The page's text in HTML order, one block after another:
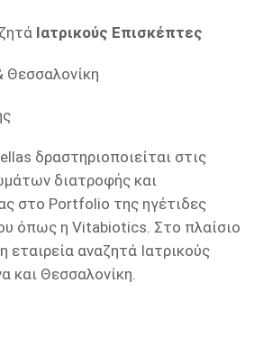
Ιατρικούς Επισκέπτες
Θεσσαλονίκη
δραστηριοποιείται στις
διατροφής και
στο Portfolio της ηγέτιδες
όπως η Vitabiotics. Στο πλαίσιο
εταιρεία αναζητά Ιατρικούς
και Θεσσαλονίκη.